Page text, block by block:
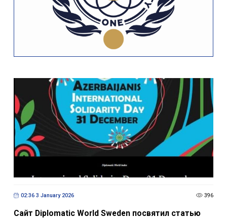
02:36 3 January 2026 396
Сайт Diplomatic World Sweden посвятил статью